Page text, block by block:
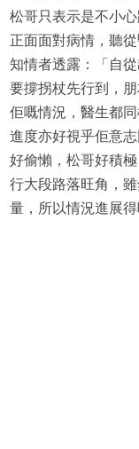
松哥只表示是不小
正面面對病情，聽
知情者透露：「自
要撐拐杖先行到，
佢嘅情況，醫生都
進度亦好視乎佢意
好偷懶，松哥好積
行大段路落旺角，
量，所以情況進展得